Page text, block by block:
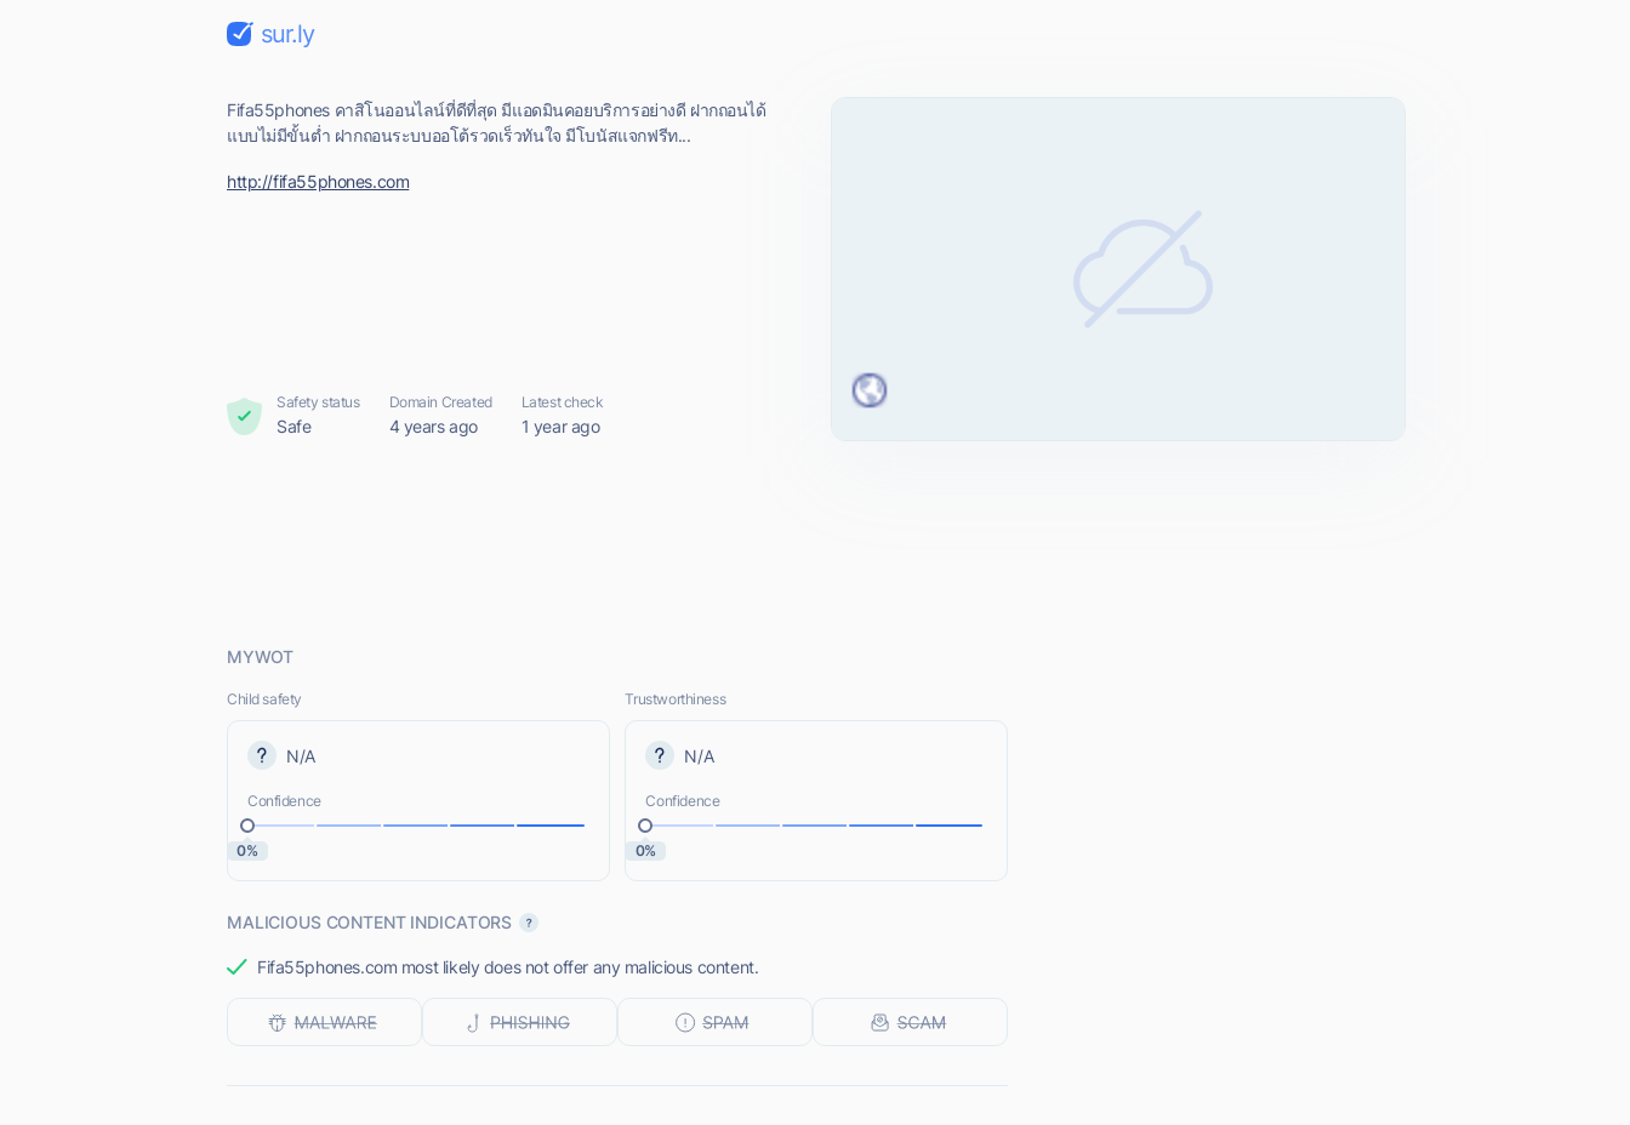
sur.ly
Fifa55phones คาสิโนออนไลน์ที่ดีที่สุด มีแอดมินคอยบริการอย่างดี ฝากถอนได้
แบบไม่มีขั้นต่ำ ฝากถอนระบบออโต้รวดเร็วทันใจ มีโบนัสแจกฟรีท...
http://fifa55phones.com
Safety status
Safe
Domain Created
4 years ago
Latest check
1 year ago
MYWOT
Child safety
N/A
Confidence
0%
Trustworthiness
N/A
Confidence
0%
MALICIOUS CONTENT INDICATORS
Fifa55phones.com most likely does not offer any malicious content.